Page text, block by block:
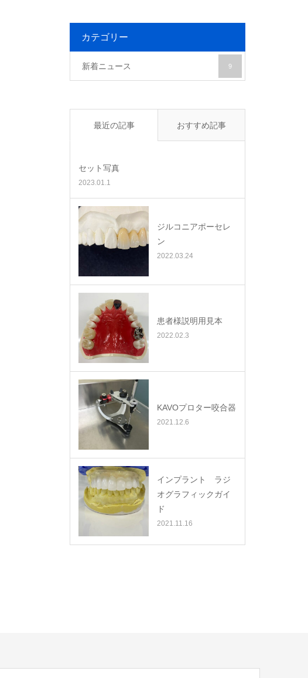
カテゴリー
新着ニュース 9
最近の記事 おすすめ記事
セット写真
2023.01.1
ジルコニアポーセレ
ン
2022.03.24
患者様説明用見本
2022.02.3
KAVOプロター咬合器
2021.12.6
インプラント ラジ
オグラフィックガイ
ド
2021.11.16